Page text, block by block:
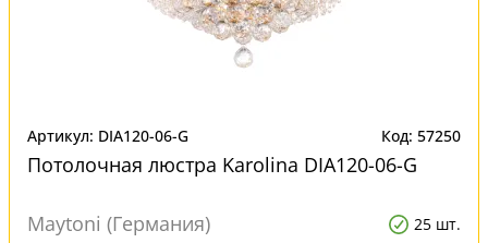
Артикул: DIA120-06-G Код: 57250
Потолочная люстра Karolina DIA120-06-G
Maytoni (Германия) 25 шт.